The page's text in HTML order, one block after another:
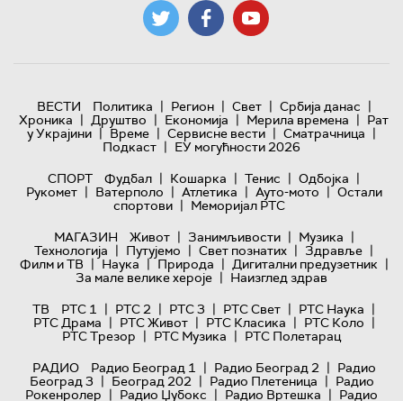
ВЕСТИ Политика | Регион | Свет | Србија данас |
Хроника | Друштво | Економија | Мерила времена | Рат
у Украјини | Време | Сервисне вести | Сматрачница |
Подкаст | ЕУ могућности 2026
СПОРТ
Фудбал | Кошарка | Тенис | Одбојка |
Рукомет | Ватерполо | Атлетика | Ауто-мото | Остали
спортови | Меморијал РТС
МАГАЗИН
Живот | Занимљивости | Музика |
Технологијa | Путујемо | Свет познатих | Здравље |
Филм и ТВ | Наука | Природа | Дигитални предузетник |
За мале велике хероје | Наизглед здрав
ТВ
РТС 1 | РТС 2 | РТС 3 | РТС Свет | РТС Наука |
РТС Драма | РТС Живот | РТС Класика | РТС Коло |
РТС Трезор | РТС Музика | РТС Полетарац
РАДИО
Радио Београд 1 | Радио Београд 2 | Радио
Београд 3 | Београд 202 | Радио Плетеница | Радио
Рокенролер | Радио Џубокс | Радио Вртешка | Радио